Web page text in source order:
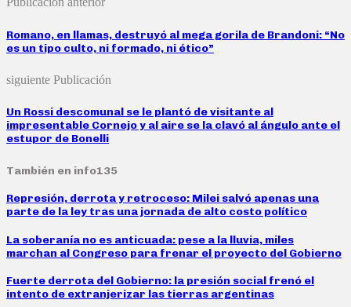
Romano, en llamas, destruyó al mega gorila de Brandoni: “No
es un tipo culto, ni formado, ni ético”
siguiente Publicación
Un Rossi descomunal se le plantó de visitante al
impresentable Cornejo y al aire se la clavó al ángulo ante el
estupor de Bonelli
También en info135
Represión, derrota y retroceso: Milei salvó apenas una
parte de la ley tras una jornada de alto costo político
La soberanía no es anticuada: pese a la lluvia, miles
marchan al Congreso para frenar el proyecto del Gobierno
Fuerte derrota del Gobierno: la presión social frenó el
intento de extranjerizar las tierras argentinas